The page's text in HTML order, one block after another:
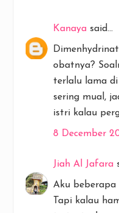
Kanaya said...
obatnya?
terlalu lama
sering mual,
istri kalau
8 December
Jiah Al Jafara
Aku beberapa
Tapi kalau